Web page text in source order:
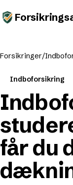
Forsikringer/
Indboforsikring
får du